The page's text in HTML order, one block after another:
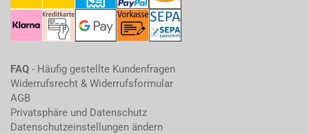
FAQ - Häufig gestellte Kundenfragen
Widerrufsrecht & Widerrufsformular
AGB
Privatsphäre und Datenschutz
Datenschutzeinstellungen ändern